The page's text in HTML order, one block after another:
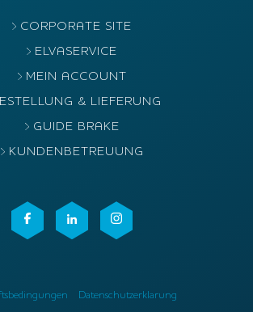
CORPORATE SITE
ELVASERVICE
MEIN ACCOUNT
& LIEFERUNG
GUIDE BRAKE
KUNDENBETREUUNG
Datenschutzerklarung